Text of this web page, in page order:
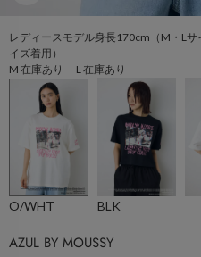
レディースモデル身長170cm（M・L
イズ着用）
M 在庫あり L 在庫あり
O/WHT BLK
AZUL BY MOUSSY